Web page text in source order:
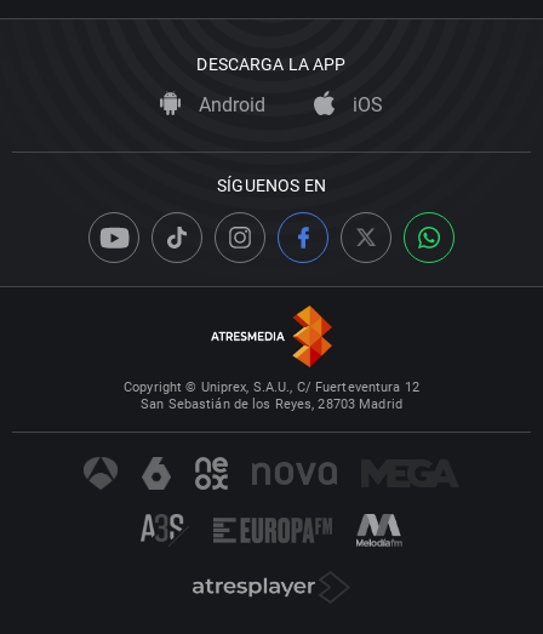
DESCARGA LA APP
Android iOS
SÍGUENOS EN
Copyright © Uniprex, S.A.U., C/ Fuerteventura 12
San Sebastián de los Reyes, 28703 Madrid